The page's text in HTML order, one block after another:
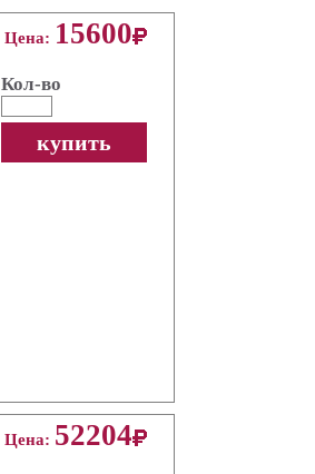
Цена: 15600
Кол-во
купить
Цена: 52204